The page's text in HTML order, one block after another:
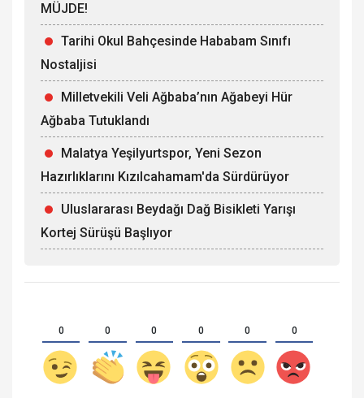
MÜJDE!
Tarihi Okul Bahçesinde Hababam Sınıfı
Nostaljisi
Milletvekili Veli Ağbaba’nın Ağabeyi Hür
Ağbaba Tutuklandı
Malatya Yeşilyurtspor, Yeni Sezon
Hazırlıklarını Kızılcahamam'da Sürdürüyor
Uluslararası Beydağı Dağ Bisikleti Yarışı
Kortej Sürüşü Başlıyor
0 0 0 0 0 0